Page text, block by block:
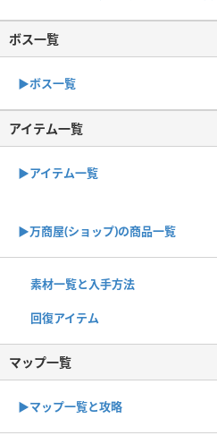
ボス一覧
▶︎ボス一覧
アイテム一覧
▶アイテム一覧
▶︎万商屋(ショップ)の商品一覧
素材一覧と入手方法
回復アイテム
マップ一覧
▶︎マップ一覧と攻略